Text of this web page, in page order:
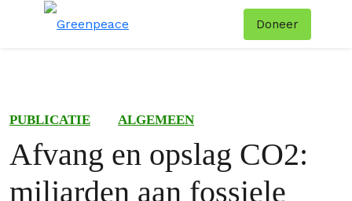
Doneer
PUBLICATIE ALGEMEEN
Afvang en opslag CO2:
miljarden aan fossiele